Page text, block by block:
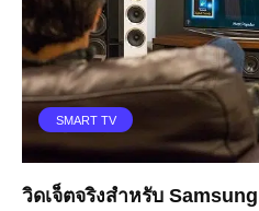
SMART TV
วิดเจ็ตจริงสำหรับ